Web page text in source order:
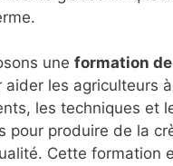
une formation
aider les agriculteurs
les techniques et
pour produire de la
Cette formation